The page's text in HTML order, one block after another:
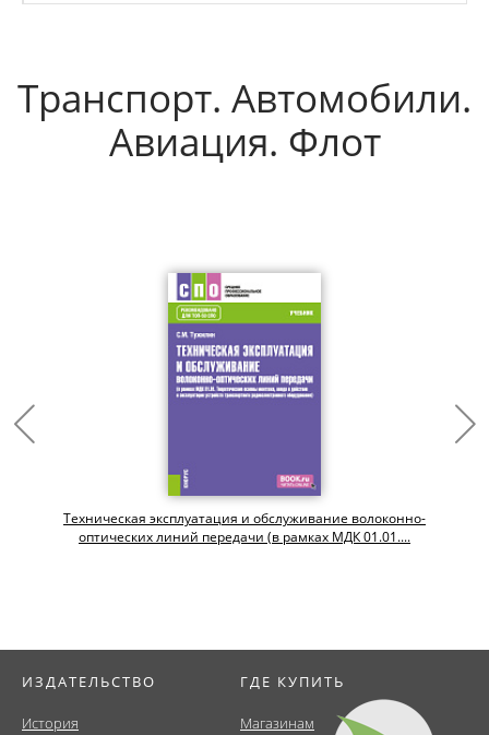
Транспорт. Автомобили.
Авиация. Флот
Техническая эксплуатация и обслуживание волоконно-
оптических линий передачи (в рамках МДК 01.01....
ИЗДАТЕЛЬСТВО
История
ГДЕ КУПИТЬ
Магазинам